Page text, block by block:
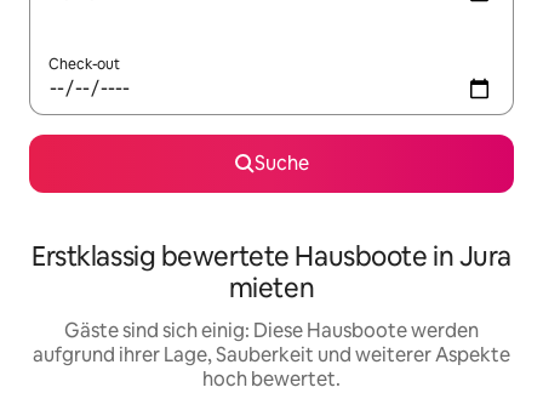
Check-out
Suche
Erstklassig bewertete Hausboote in Jura
mieten
Gäste sind sich einig: Diese Hausboote werden
aufgrund ihrer Lage, Sauberkeit und weiterer Aspekte
hoch bewertet.